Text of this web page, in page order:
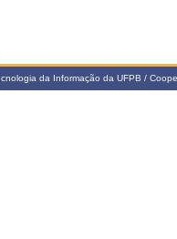
da Informação da UFPB /